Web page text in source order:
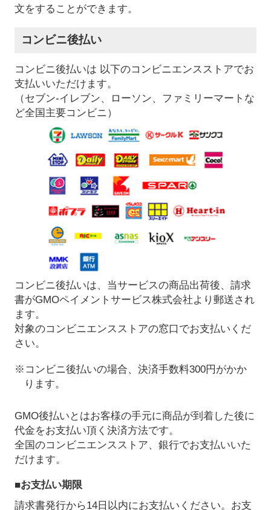
文をすることができます。
コンビニ後払い
コンビニ後払いは 以下のコンビニエンスストアでお
支払いいただけます。
（セブン-イレブン、ローソン、ファミリーマートな
ど全国主要コンビニ）
コンビニ後払いは、当サービスの商品出荷後、請求
書がGMOペイメントサービス株式会社より郵送され
ます。
対象のコンビニエンスストアの窓口でお支払いくだ
さい。
※コンビニ後払いの場合、決済手数料300円がかか
ります。
GMO後払いとはお客様の手元に商品が到着した後に
代金をお支払い頂く決済方法です。
全国のコンビニエンスストア、銀行でお支払いいた
だけます。
■お支払い期限
請求書発行から14日以内にお支払いください。お支